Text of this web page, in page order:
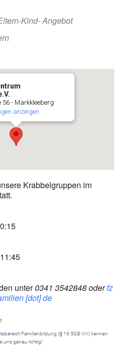
Kind- Angebot
- Markkleeberg
anzeigen
Krabbelgruppen im
unter0341 3542848 oderfz
[dot] de
Familienbildung (§ 16 SGB VIII) kennen
uns genau richtig!